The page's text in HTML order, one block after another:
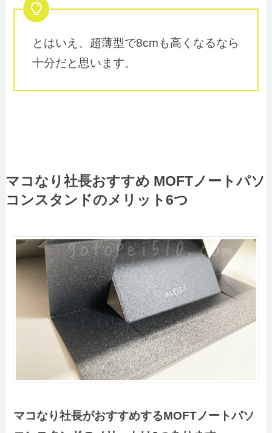
とはいえ、超薄型で8cmも高くなるなら
十分だと思います。
マコなり社長おすすめ MOFTノートパソ
コンスタンドのメリット6つ
マコなり社長がおすすめするMOFTノートパソ